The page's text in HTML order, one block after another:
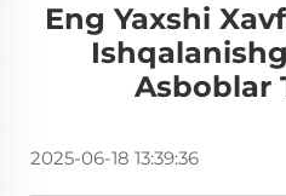
Eng Yaxshi
Asboblar
2025-06-18 13:39:36